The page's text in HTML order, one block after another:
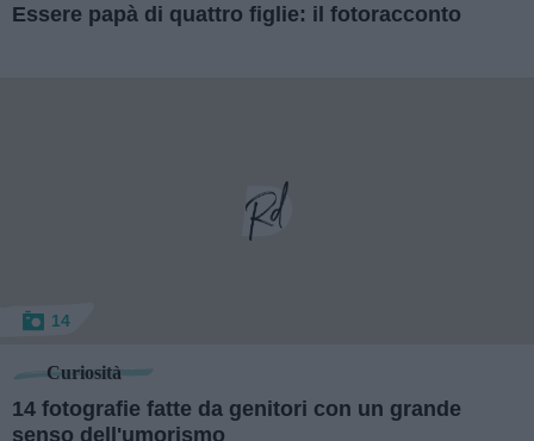
Essere papà di quattro figlie: il fotoracconto
14
Curiosità
14 fotografie fatte da genitori con un grande
senso dell'umorismo